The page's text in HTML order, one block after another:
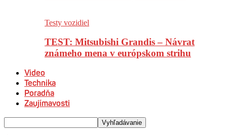
Testy vozidiel
TEST: Mitsubishi Grandis – Návrat
známeho mena v európskom strihu
Video
Technika
Poradňa
Zaujímavosti